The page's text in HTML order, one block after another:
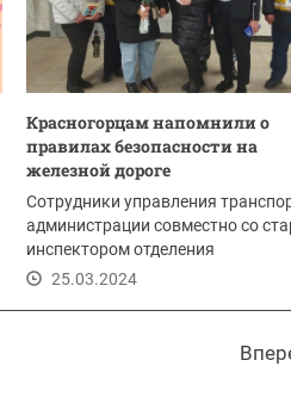
Красногорцам напомнили о
правилах безопасности на
железной дороге
Сотрудники управления
администрации совместно со
инспектором отделения
несовершеннолетних...
25.03.2024